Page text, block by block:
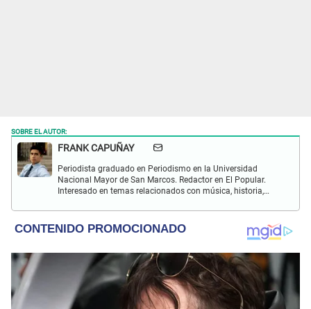
SOBRE EL AUTOR:
FRANK CAPUÑAY
Periodista graduado en Periodismo en la Universidad
Nacional Mayor de San Marcos. Redactor en El Popular.
Interesado en temas relacionados con música, historia,